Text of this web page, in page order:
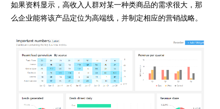
如果资料显示，高收入人群对某一种类商品的需求很大，那
么企业能将该产品定位为高端线，并制定相应的营销战略。